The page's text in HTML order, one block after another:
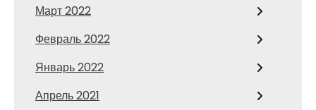
Март 2022
Февраль 2022
Январь 2022
Апрель 2021